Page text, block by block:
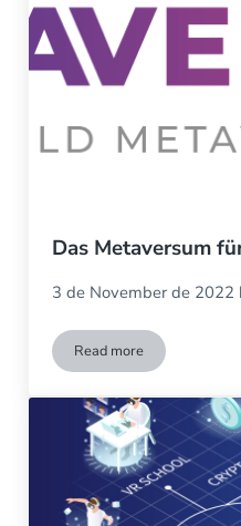
Das Metaversum
3 de November de 2022
Read moreDas Metaversum für